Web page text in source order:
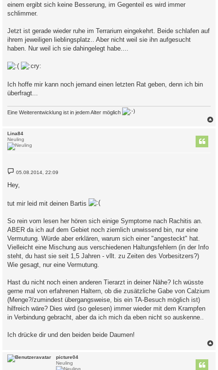
einem ergibt sich keine Besserung, im Gegenteil es wird immer
schlimmer.
Jetzt ist gerade wieder ruhe im Terrarium eingekehrt. Beide schlafen auf
ihrem jeweiligen lieblingsplatz.. Aber nicht weil sie ihn aufgesucht
haben. Nur weil ich sie dahingelegt habe....
Ich hoffe mir kann noch jemand einen letzten Rat geben, denn ich bin
überfragt...
Eine Weiterentwicklung ist in jedem Alter möglich
Lina84
Neuling
B
e
t
g
05.08.2014, 22:09
Hey,
tut mir leid mit deinen Bartis
So rein vom lesen her hören sich einige Symptome nach Rachitis an.
ABER da ich auf dem Gebiet noch ziemlich unwissend bin, nur eine
Vermutung. Würde aber erklären, warum sich einer "angesteckt" hat.
Vielleicht eine Mischung aus verschiedenen Haltungsfehlern (in der Info
steht, du hast sie seit 1,5 Jahren - vllt. zu Zeiten des Vorbesitzers?)
Wie gesagt, nur eine Vermutung.
Hast du nicht noch einen anderen Tierarzt in deiner Nähe? Ich wüsste
gerne mal von erfahrenen Haltern, ob die zusätzliche Gabe von Calzium
(Menge?/zumindest übergangsweise, bis ein TA-Besuch möglich ist)
hilfreich wäre? Dies wird (so gelesen) immer wieder mit dem Krampfen
in Verbindung gebracht, aber da ich mich da eben nicht so auskenne..
Ich drücke dir und den beiden beide Daumen!
picture04
Neuling